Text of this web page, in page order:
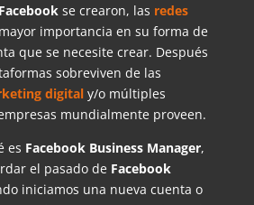
Facebookse crearon, las redes
importancia en su forma de
que se necesite crear. Después
sobreviven de las
digitaly/o múltiples
mundialmente proveen.
es Facebook Business Manager,
el pasado de Facebook
iniciamos una nueva cuenta o